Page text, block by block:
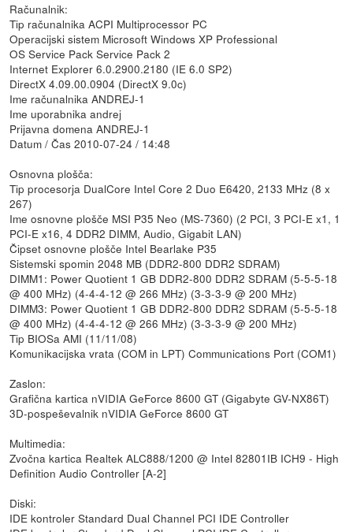
Računalnik:
Tip računalnika ACPI Multiprocessor PC
Operacijski sistem Microsoft Windows XP Professional
OS Service Pack Service Pack 2
Internet Explorer 6.0.2900.2180 (IE 6.0 SP2)
DirectX 4.09.00.0904 (DirectX 9.0c)
Ime računalnika ANDREJ-1
Ime uporabnika andrej
Prijavna domena ANDREJ-1
Datum / Čas 2010-07-24 / 14:48
Osnovna plošča:
Tip procesorja DualCore Intel Core 2 Duo E6420, 2133 MHz (8 x
267)
Ime osnovne plošče MSI P35 Neo (MS-7360) (2 PCI, 3 PCI-E x1, 1
PCI-E x16, 4 DDR2 DIMM, Audio, Gigabit LAN)
Čipset osnovne plošče Intel Bearlake P35
Sistemski spomin 2048 MB (DDR2-800 DDR2 SDRAM)
DIMM1: Power Quotient 1 GB DDR2-800 DDR2 SDRAM (5-5-5-18
@ 400 MHz) (4-4-4-12 @ 266 MHz) (3-3-3-9 @ 200 MHz)
DIMM3: Power Quotient 1 GB DDR2-800 DDR2 SDRAM (5-5-5-18
@ 400 MHz) (4-4-4-12 @ 266 MHz) (3-3-3-9 @ 200 MHz)
Tip BIOSa AMI (11/11/08)
Komunikacijska vrata (COM in LPT) Communications Port (COM1)
Zaslon:
Grafična kartica nVIDIA GeForce 8600 GT (Gigabyte GV-NX86T)
3D-pospeševalnik nVIDIA GeForce 8600 GT
Multimedia:
Zvočna kartica Realtek ALC888/1200 @ Intel 82801IB ICH9 - High
Definition Audio Controller [A-2]
Diski:
IDE kontroler Standard Dual Channel PCI IDE Controller